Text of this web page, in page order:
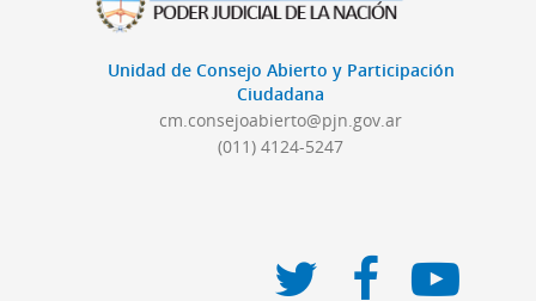
Unidad de Consejo Abierto y Participación
Ciudadana
cm.consejoabierto@pjn.gov.ar
(011) 4124-5247